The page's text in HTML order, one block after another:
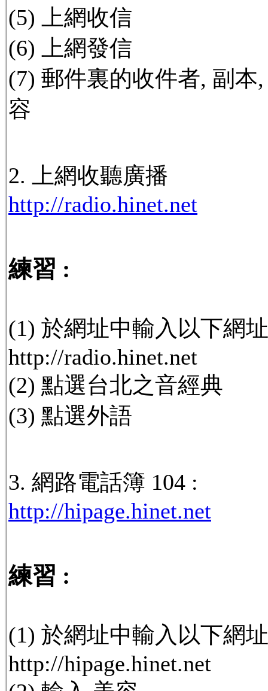
(5) 上網收信
(6) 上網發信
(7) 郵件裏的收件者, 副
容
2. 上網收聽廣播
http://radio.hinet.net
練習 :
(1) 於網址中輸入以下網
http://radio.hinet.net
(2) 點選台北之音經典
(3) 點選外語
3. 網路電話簿 104 :
http://hipage.hinet.net
練習 :
(1) 於網址中輸入以下網
http://hipage.hinet.net